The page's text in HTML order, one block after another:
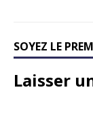
SOYEZ LE
Laisser